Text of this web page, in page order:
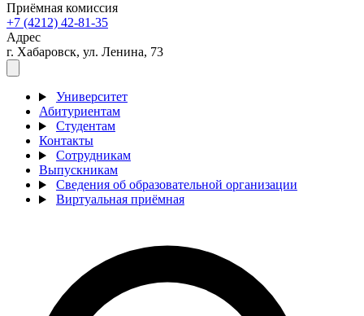
Приёмная комиссия
+7 (4212) 42-81-35
Адрес
г. Хабаровск, ул. Ленина, 73
Университет
Абитуриентам
Студентам
Контакты
Сотрудникам
Выпускникам
Сведения об образовательной организации
Виртуальная приёмная